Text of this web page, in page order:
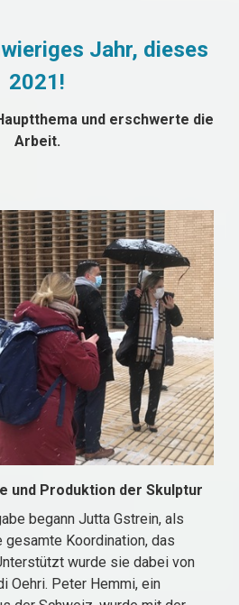
Jahr, dieses
2021!
und erschwerte die
Arbeit.
und Produktion der Skulptur
begann Jutta Gstrein, als
Koordination, das
wurde sie dabei von
Oehri. Peter Hemmi, ein